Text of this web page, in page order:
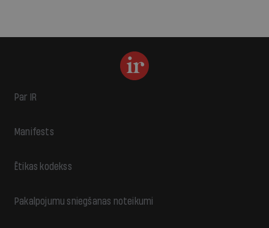
Par IR
Manifests
Ētikas kodekss
Pakalpojumu sniegšanas noteikumi